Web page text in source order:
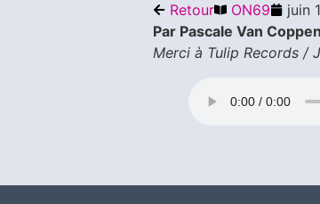
Retour ON69 juin
Par Pascale Van
Merci à Tulip Records /